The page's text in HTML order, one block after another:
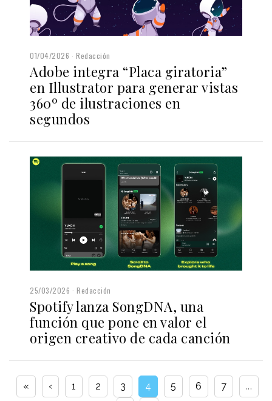
01/04/2026 Redacción
Adobe integra “Placa giratoria”
en Illustrator para generar vistas
360º de ilustraciones en
segundos
25/03/2026 Redacción
Spotify lanza SongDNA, una
función que pone en valor el
origen creativo de cada canción
« ‹ 1 2 3 4 5 6 7
...